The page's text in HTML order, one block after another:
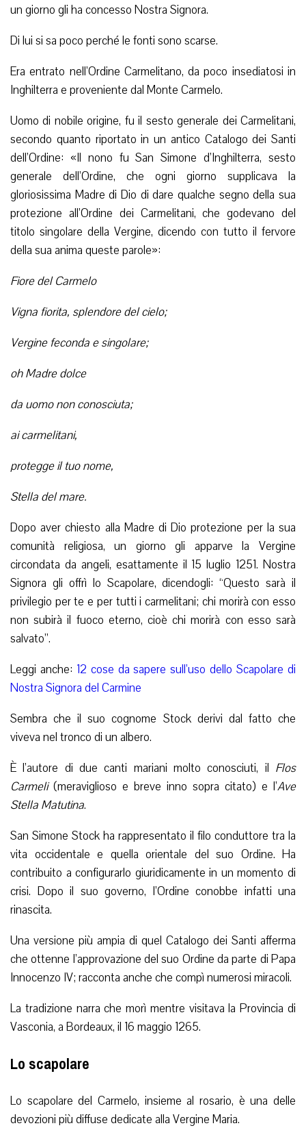
un giorno gli ha concesso Nostra Signora.
Di lui si sa poco perché le fonti sono scarse.
Era entrato nell’Ordine Carmelitano, da poco insediatosi in
Inghilterra e proveniente dal Monte Carmelo.
Uomo di nobile origine, fu il sesto generale dei Carmelitani,
secondo quanto riportato in un antico Catalogo dei Santi
dell’Ordine: «Il nono fu San Simone d’Inghilterra, sesto
generale dell’Ordine, che ogni giorno supplicava la
gloriosissima Madre di Dio di dare qualche segno della sua
protezione all’Ordine dei Carmelitani, che godevano del
titolo singolare della Vergine, dicendo con tutto il fervore
della sua anima queste parole»:
Fiore del Carmelo
Vigna fiorita, splendore del cielo;
Vergine feconda e singolare;
oh Madre dolce
da uomo non conosciuta;
ai carmelitani,
protegge il tuo nome,
Stella del mare.
Dopo aver chiesto alla Madre di Dio protezione per la sua
comunità religiosa, un giorno gli apparve la Vergine
circondata da angeli, esattamente il 15 luglio 1251. Nostra
Signora gli offrì lo Scapolare, dicendogli: “Questo sarà il
privilegio per te e per tutti i carmelitani; chi morirà con esso
non subirà il fuoco eterno, cioè chi morirà con esso sarà
salvato”.
Leggi anche: 12 cose da sapere sull’uso dello Scapolare di
Nostra Signora del Carmine
Sembra che il suo cognome Stock derivi dal fatto che
viveva nel tronco di un albero.
È l’autore di due canti mariani molto conosciuti, il Flos
Carmeli(meraviglioso e breve inno sopra citato) e l’Ave
Stella Matutina.
San Simone Stock ha rappresentato il filo conduttore tra la
vita occidentale e quella orientale del suo Ordine. Ha
contribuito a configurarlo giuridicamente in un momento di
crisi. Dopo il suo governo, l’Ordine conobbe infatti una
rinascita.
Una versione più ampia di quel Catalogo dei Santi afferma
che ottenne l’approvazione del suo Ordine da parte di Papa
Innocenzo IV; racconta anche che compì numerosi miracoli.
La tradizione narra che morì mentre visitava la Provincia di
Vasconia, a Bordeaux, il 16 maggio 1265.
Lo scapolare
Lo scapolare del Carmelo, insieme al rosario, è una delle
devozioni più diffuse dedicate alla Vergine Maria.